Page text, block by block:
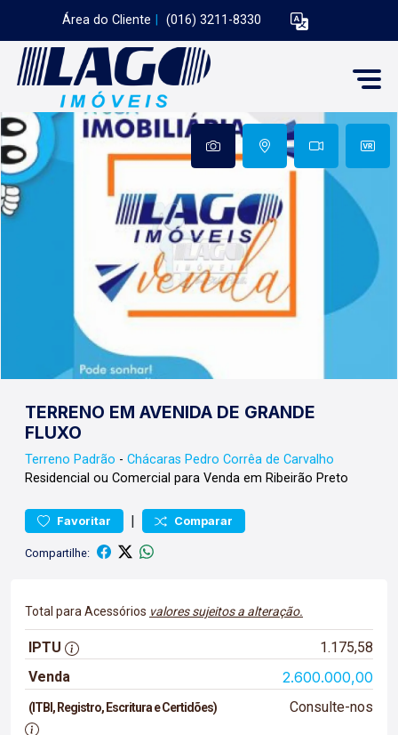
Área do Cliente (016) 3211-8330
TERRENO EM AVENIDA DE GRANDE
FLUXO
Terreno Padrão - Chácaras Pedro Corrêa de Carvalho
Residencial ou Comercial para Venda em Ribeirão Preto
Favoritar | Comparar
Compartilhe:
Total para Acessórios valores sujeitos a alteração.
IPTU
1.175,58
Venda
2.600.000,00
(ITBI, Registro, Escritura e Certidões) Consulte-nos